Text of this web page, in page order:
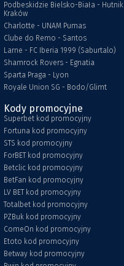
Podbeskidzie Bielsko-Biała - Hutnik
Kraków
Charlotte - UNAM Pumas
Clube do Remo - Santos
Larne - FC Iberia 1999 (Saburtalo)
Shamrock Rovers - Egnatia
Sparta Praga - Lyon
Royale Union SG - Bodo/Glimt
Kody promocyjne
Superbet kod promocyjny
Fortuna kod promocyjny
STS kod promocyjny
ForBET kod promocyjny
Betclic kod promocyjny
BetFan kod promocyjny
LV BET kod promocyjny
Totalbet kod promocyjny
PZBuk kod promocyjny
ComeOn kod promocyjny
Etoto kod promocyjny
Betway kod promocyjny